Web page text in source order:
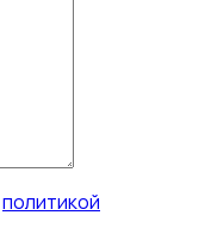
политикой